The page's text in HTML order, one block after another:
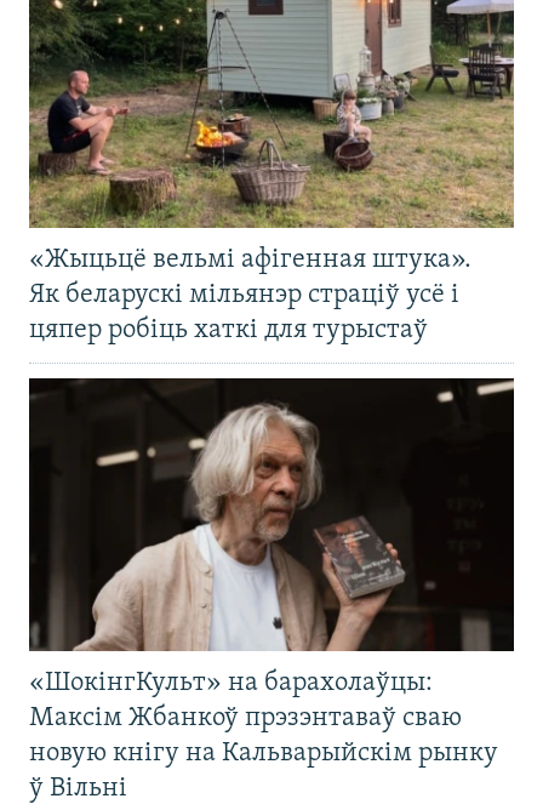
«Жыцьцё вельмі афігенная штука».
Як беларускі мільянэр страціў усё і
цяпер робіць хаткі для турыстаў
«ШокінгКульт» на барахолаўцы:
Максім Жбанкоў прэзэнтаваў сваю
новую кнігу на Кальварыйскім рынку
ў Вільні